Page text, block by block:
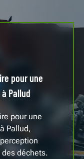
pour une
Pallud
pour une
Pallud,
déchets.